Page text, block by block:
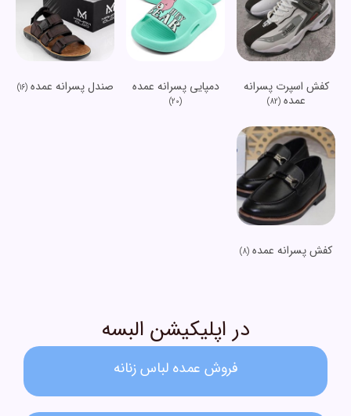
کفش اسپرت پسرانه
عمده(82)
دمپایی پسرانه عمده
(20)
صندل پسرانه عمده(16)
کفش پسرانه عمده (8)
در اپلیکیشن البسه
فروش عمده لباس زنانه​